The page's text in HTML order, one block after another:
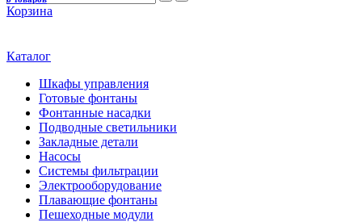
Корзина
Каталог
Шкафы управления
Готовые фонтаны
Фонтанные насадки
Подводные светильники
Закладные детали
Насосы
Системы фильтрации
Электрооборудование
Плавающие фонтаны
Пешеходные модули